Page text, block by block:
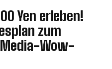
Yen erleben!
zum
Wow-